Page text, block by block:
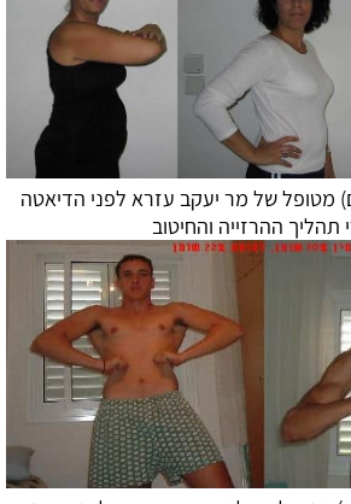
מטופל של מר יעקב עזרא לפני הדיאטה
תהליך ההרזייה והחיטוב